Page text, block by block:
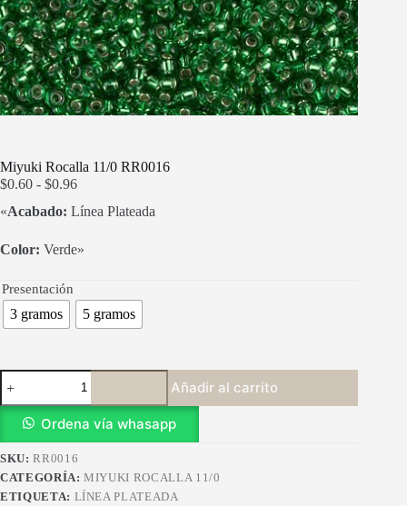
Miyuki Rocalla 11/0 RR0016
$0.60 - $0.96Rango
precios:
$0.60
«Acabado: Línea Plateada
Color: Verde»
Presentación
3 gramos 5 gramos
Miyuki
Rocalla
11/0
RR0016
Añadir al carrito
Ordena vía whasapp
SKU:RR0016
CATEGORÍA:MIYUKI ROCALLA 11/0
ETIQUETA: LÍNEA PLATEADA